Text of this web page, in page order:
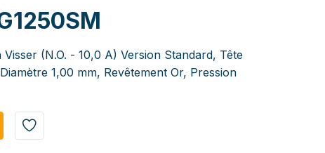
(N.O. - 10,0 A) Version Standard, Tête
1,00 mm, Revêtement Or, Pression